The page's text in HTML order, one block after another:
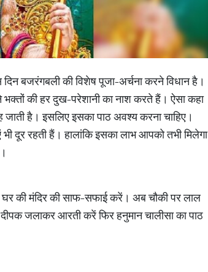
दिन बजरंगबली की विशेष पूजा-अर्चना करने विधान है।
की हर दुख-परेशानी का नाश करते हैं। ऐसा कहा
है। इसलिए इसका पाठ अवश्य करना चाहिए।
दूर रहती हैं। हालांकि इसका लाभ आपको तभी मिलेगा
की मंदिर की साफ-सफाई करें। अब चौकी पर लाल
जलाकर आरती करें फिर हनुमान चालीसा का पाठ